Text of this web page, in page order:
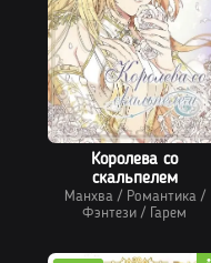
Королева со
скальпелем
Манхва/ Романтика/
Фэнтези / Гарем